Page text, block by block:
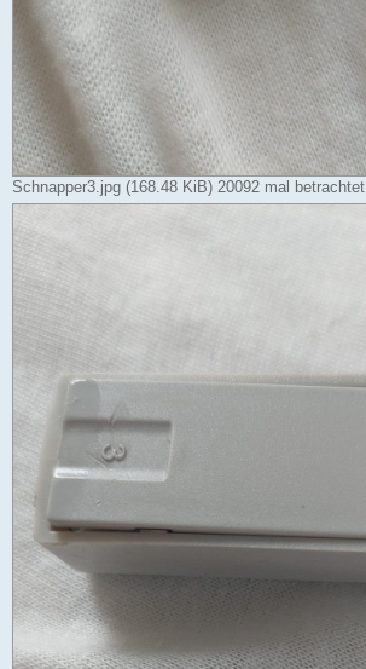
Schnapper3.jpg (168.48 KiB) 20092 mal betrachtet